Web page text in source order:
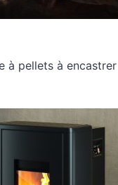
à pellets à encastrer